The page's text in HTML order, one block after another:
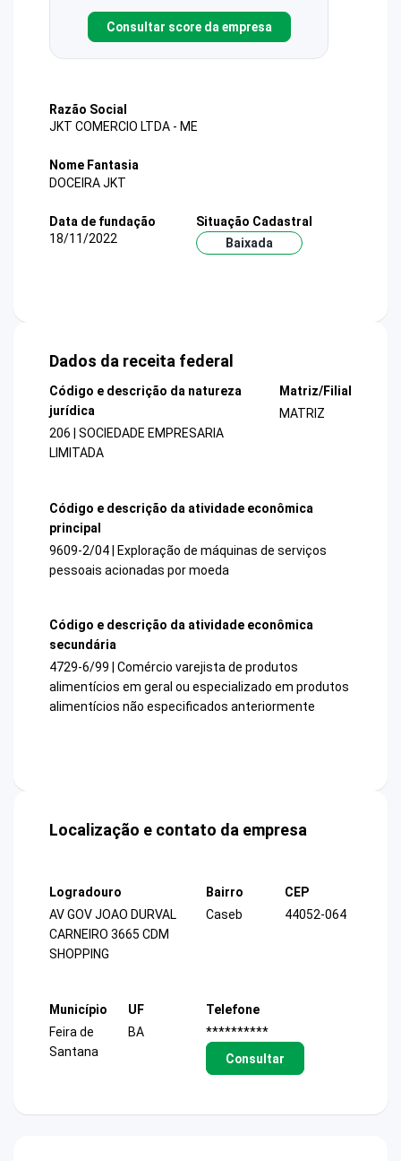
Consultar score da empresa
Razão Social
JKT COMERCIO LTDA - ME
Nome Fantasia
DOCEIRA JKT
Data de fundação
18/11/2022
Situação Cadastral
Baixada
Dados da receita federal
Código e descrição da natureza
jurídica
206 | SOCIEDADE EMPRESARIA
LIMITADA
Matriz/Filial
MATRIZ
Código e descrição da atividade econômica
principal
9609-2/04 | Exploração de máquinas de serviços
pessoais acionadas por moeda
Código e descrição da atividade econômica
secundária
4729-6/99 | Comércio varejista de produtos
alimentícios em geral ou especializado em produtos
alimentícios não especificados anteriormente
Localização e contato da empresa
Logradouro
AV GOV JOAO DURVAL
CARNEIRO 3665 CDM
SHOPPING
Bairro
Caseb
CEP
44052-064
Município
Feira de
Santana
UF
BA
Telefone
**********
Consultar